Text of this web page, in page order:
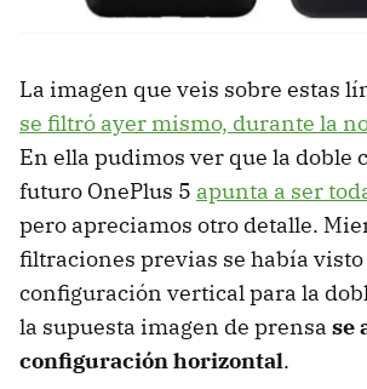
La imagen que veis sobre estas
se filtró ayer mismo, durante la
En ella pudimos ver que la doble
futuro OnePlus 5 apunta a ser
pero apreciamos otro detalle.
filtraciones previas se había
configuración vertical para la
la supuesta imagen de prensa se
configuración horizontal.